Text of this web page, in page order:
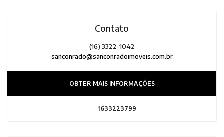
Contato
(16) 3322-1042
sanconrado@sanconradoimoveis.com.br
OBTER MAIS INFORMAÇÕES
1633223799